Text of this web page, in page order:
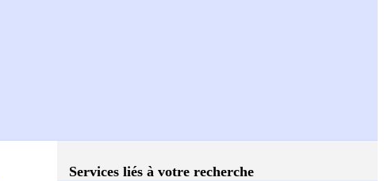
Services liés à votre recherche